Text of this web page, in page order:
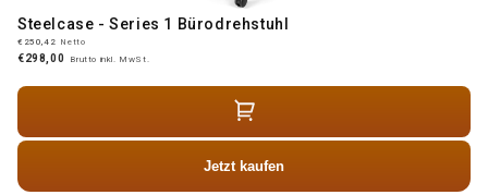
Steelcase - Series 1 Bürodrehstuhl
€250,42 Netto
€298,00 Brutto inkl. MwSt.
Jetzt kaufen